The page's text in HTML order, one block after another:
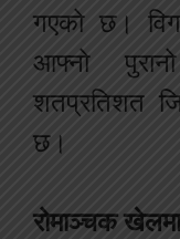
गएको छ।
आफ्नो
शतप्रतिशत
छ।
रोमाञ्चक